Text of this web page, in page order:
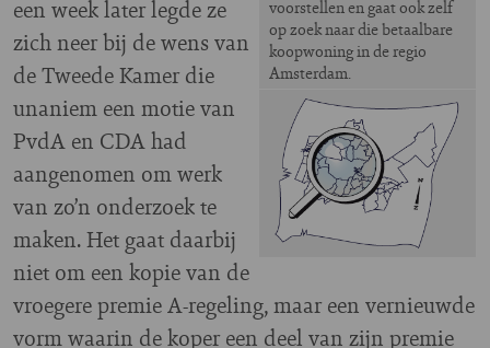
voorstellen en gaat ook zelf
op zoek naar die betaalbare
koopwoning in de regio
Amsterdam.
een week later legde ze
zich neer bij de wens van
de Tweede Kamer die
unaniem een motie van
PvdA en CDA had
aangenomen om werk
van zo’n onderzoek te
maken. Het gaat daarbij
niet om een kopie van de
vroegere premie A-regeling, maar een vernieuwde
vorm waarin de koper een deel van zijn premie